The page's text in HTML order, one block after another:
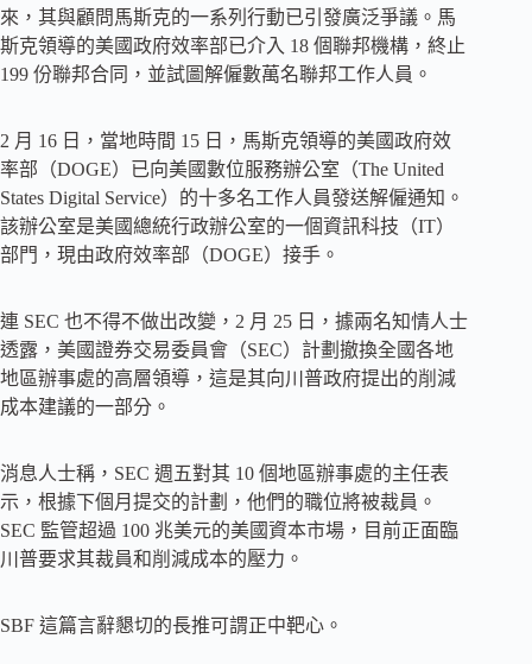
來，其與顧問馬斯克的一系列行動已引發廣泛爭議。馬
斯克領導的美國政府效率部已介入 18 個聯邦機構，終止
199 份聯邦合同，並試圖解僱數萬名聯邦工作人員。
2 月 16 日，當地時間 15 日，馬斯克領導的美國政府效
率部（DOGE）已向美國數位服務辦公室（The United
States Digital Service）的十多名工作人員發送解僱通知。
該辦公室是美國總統行政辦公室的一個資訊科技（IT）
部門，現由政府效率部（DOGE）接手。
連 SEC 也不得不做出改變，2 月 25 日，據兩名知情人士
透露，美國證券交易委員會（SEC）計劃撤換全國各地
地區辦事處的高層領導，這是其向川普政府提出的削減
成本建議的一部分。
消息人士稱，SEC 週五對其 10 個地區辦事處的主任表
示，根據下個月提交的計劃，他們的職位將被裁員。
SEC 監管超過 100 兆美元的美國資本市場，目前正面臨
川普要求其裁員和削減成本的壓力。
SBF 這篇言辭懇切的長推可謂正中靶心。